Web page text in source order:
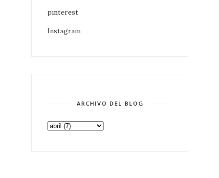
pinterest
Instagram
ARCHIVO DEL BLOG